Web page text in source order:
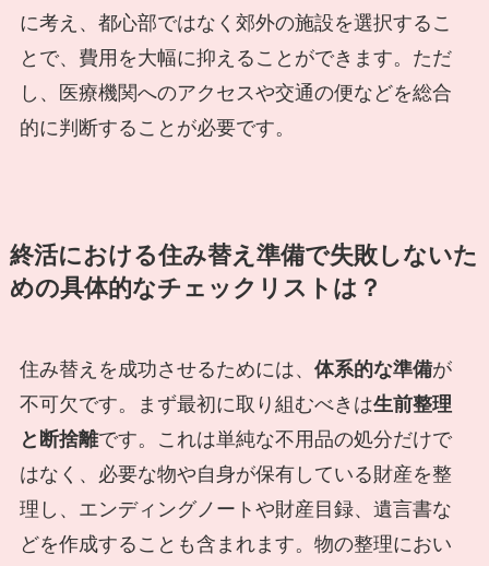
に考え、都心部ではなく郊外の施設を選択するこ
とで、費用を大幅に抑えることができます。ただ
し、医療機関へのアクセスや交通の便などを総合
的に判断することが必要です。
終活における住み替え準備で失敗しないた
めの具体的なチェックリストは？
住み替えを成功させるためには、 体系的な準備が
不可欠です。まず最初に取り組むべきは生前整理
と断捨離です。これは単純な不用品の処分だけで
はなく、必要な物や自身が保有している財産を整
理し、エンディングノートや財産目録、遺言書な
どを作成することも含まれます。物の整理におい